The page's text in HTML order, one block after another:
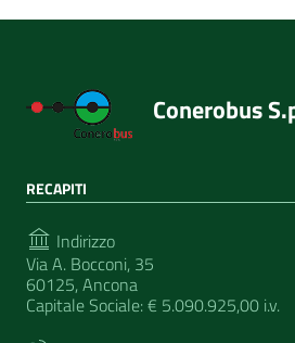
Conerobus
RECAPITI
Indirizzo
Via A. Bocconi, 35
60125, Ancona
Capitale Sociale: € 5.090.925,00 i.v.